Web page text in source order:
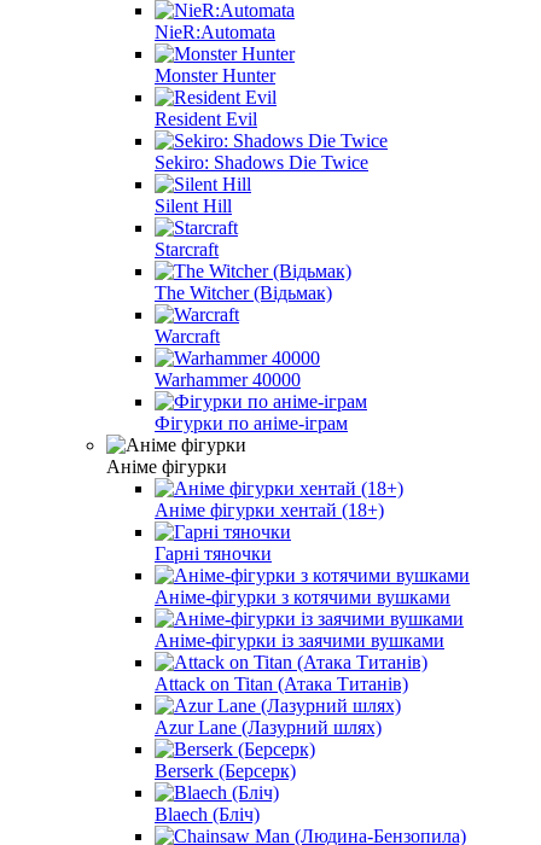
NieR:Automata
Monster Hunter
Resident Evil
Sekiro: Shadows Die Twice
Silent Hill
Starcraft
The Witcher (Відьмак)
Warcraft
Warhammer 40000
Фігурки по аніме-іграм
Аніме фігурки
Аніме фігурки хентай (18+)
Гарні тяночки
Аніме-фігурки з котячими вушками
Аніме-фігурки із заячими вушками
Attack on Titan (Атака Титанів)
Azur Lane (Лазурний шлях)
Berserk (Берсерк)
Blaech (Бліч)